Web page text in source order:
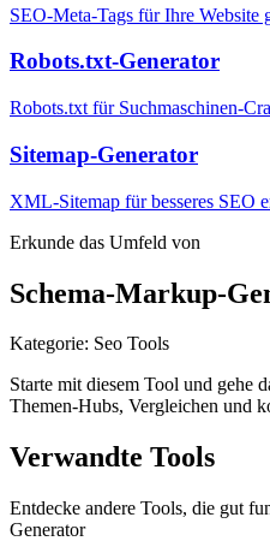
SEO-Meta-Tags für Ihre Website
Robots.txt-Generator
Robots.txt für Suchmaschinen-
Sitemap-Generator
XML-Sitemap für besseres SEO
Erkunde das Umfeld von
Schema-Markup-
Kategorie: Seo Tools
Starte mit diesem Tool und gehe
Themen-Hubs, Vergleichen und
Verwandte Tools
Entdecke andere Tools, die gut
Generator